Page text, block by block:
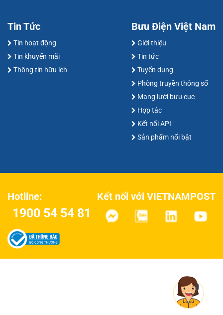
Tin Tức
Tin hoạt động
Tin khuyến mãi
Thông tin hữu ích
Bưu Điện Việt Nam
Giới thiệu
Tin tức
Tuyển dụng
Phòng truyền thông số
Mạng lưới bưu cục
Hợp tác
Kết nối API
Sản phẩm nổi bật
Hotline:
1900 54 54 81
Kết nối với VIETNAMPOST